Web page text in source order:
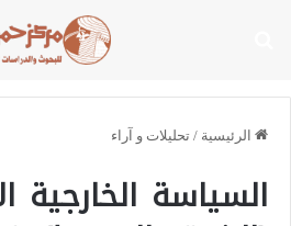
الرئيسية / تحليلات و آراء
السياسة الخارجية